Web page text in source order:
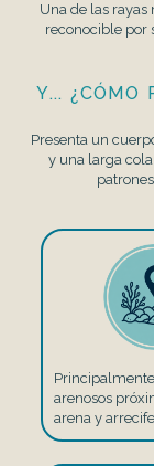
Una de las
reconocible por
Y... ¿CÓMO
Presenta un
y una larga
arenosos
arena y